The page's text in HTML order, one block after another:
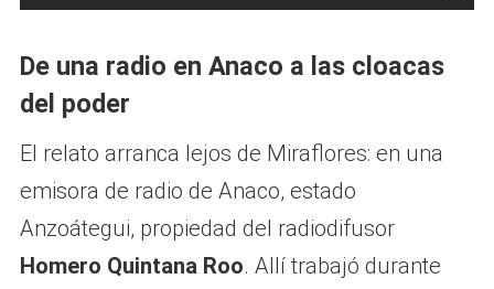
De una radio en Anaco a las cloacas
del poder
El relato arranca lejos de Miraflores: en una
emisora de radio de Anaco, estado
Anzoátegui, propiedad del radiodifusor
Homero Quintana Roo. Allí trabajó durante